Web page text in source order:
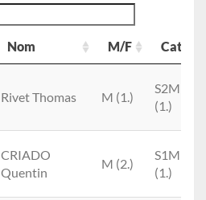
Nom M/F
Cat.
Rivet Thomas M (1.)
S2M
(1.)
CRIADO
Quentin
M (2.)
S1M
(1.)